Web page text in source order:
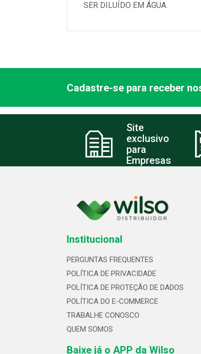
SER DILUÍDO EM ÁGUA.
Cadastre-se para receber
Site
exclusivo
para
Empresas
Institucional
PERGUNTAS FREQUENTES
POLÍTICA DE PRIVACIDADE
POLÍTICA DE PROTEÇÃO DE DADOS
POLÍTICA DO E-COMMERCE
TRABALHE CONOSCO
QUEM SOMOS
Baixe já o APP da Wilso